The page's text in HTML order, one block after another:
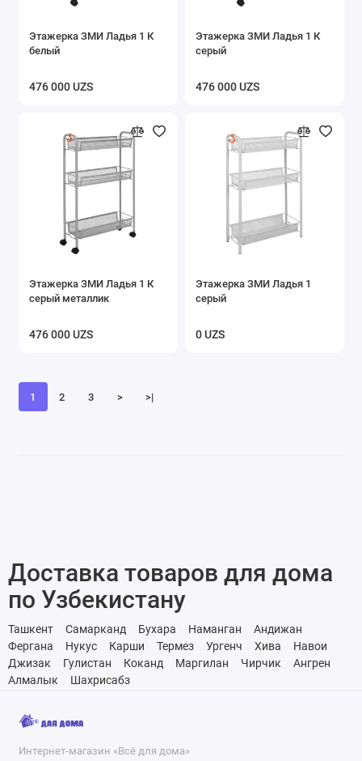
Этажерка ЗМИ Ладья 1 К
белый
476 000 UZS
Этажерка ЗМИ Ладья 1 К
серый
476 000 UZS
Этажерка ЗМИ Ладья 1 К
серый металлик
476 000 UZS
Этажерка ЗМИ Ладья 1
серый
0 UZS
1 2 3 > >|
Доставка товаров для дома
по Узбекистану
Ташкент Самарканд Бухара Наманган
Андижан
Фергана
Нукус Карши Термез Ургенч Хива
Навои
Джизак
Гулистан Коканд Маргилан Чирчик
Ангрен
Алмалык
Шахрисабз
Интернет-магазин «Всё для дома»